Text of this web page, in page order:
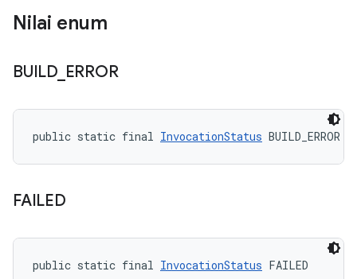
Nilai enum
BUILD_ ERROR
public static final InvocationStatus BUILD_ERROR
FAILED
public static final InvocationStatus FAILED